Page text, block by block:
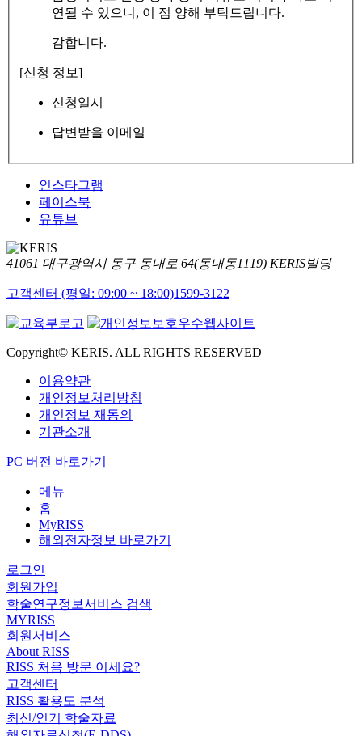
연될 수 있으니, 이 점 양해 부탁드립니다.
감합니다.
[신청 정보]
신청일시
답변받을 이메일
인스타그램
페이스북
유튜브
41061 대구광역시 동구 동내로 64(동내동1119) KERIS빌딩
고객센터 (평일: 09:00 ~ 18:00)1599-3122
Copyright© KERIS. ALL RIGHTS RESERVED
이용약관
개인정보처리방침
개인정보 재동의
기관소개
PC 버전 바로가기
메뉴
홈
MyRISS
해외전자정보 바로가기
로그인
회원가입
학술연구정보서비스 검색
MYRISS
회원서비스
About RISS
RISS 처음 방문 이세요?
고객센터
RISS 활용도 분석
최신/인기 학술자료